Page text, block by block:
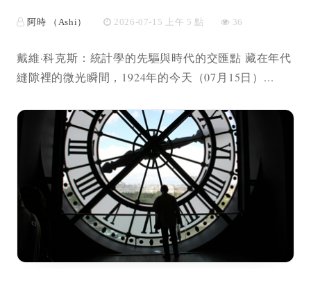
阿時 （Ashi） 2026-07-15 上午 5 點 36
戴維·科克斯：統計學的先驅與時代的交匯點 藏在年代
縫隙裡的微光瞬間，1924年的今天（07月15日）...